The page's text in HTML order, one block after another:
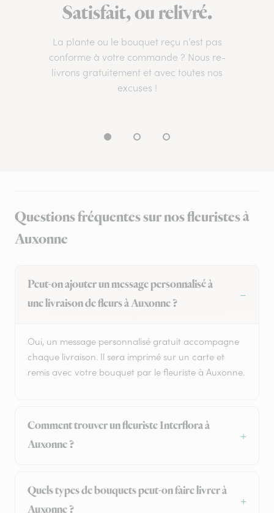
Satisfait, ou relivré.
La plante ou le bouquet reçu n’est pas
conforme à votre commande ? Nous re-
livrons gratuitement et avec toutes nos
excuses !
Questions fréquentes sur nos fleuristes à
Auxonne
Peut-on ajouter un message personnalisé à
une livraison de fleurs à Auxonne ?
Oui, un message personnalisé gratuit accompagne
chaque livraison. Il sera imprimé sur un carte et
remis avec votre bouquet par le fleuriste à Auxonne.
Comment trouver un fleuriste Interflora à
Auxonne ?
Quels types de bouquets peut-on faire livrer à